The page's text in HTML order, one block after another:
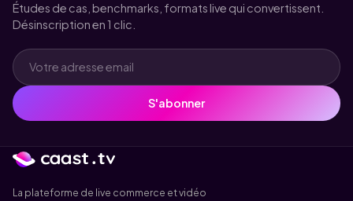
Études de cas, benchmarks, formats live qui convertissent.
Désinscription en 1 clic.
S'abonner
La plateforme de live commerce et vidéo